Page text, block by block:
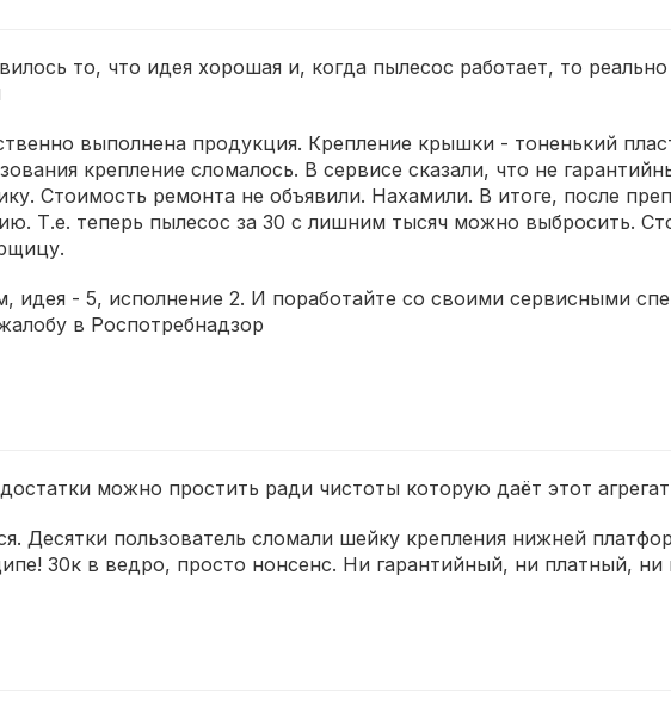
то, что идея хорошая и, когда пылесос работает, то
выполнена продукция. Крепление крышки - тоненький
крепление сломалось. В сервисе сказали, что не
Стоимость ремонта не объявили. Нахамили. В итоге, после
Т.е. теперь пылесос за 30 с лишним тысяч можно выбросить.
идея - 5, исполнение 2. И поработайте со своими сервисными
в Роспотребнадзор
можно простить ради чистоты которую даёт этот агрегат
Десятки пользователь сломали шейку крепления нижней
30к в ведро, просто нонсенс. Ни гарантийный, ни платный, ни